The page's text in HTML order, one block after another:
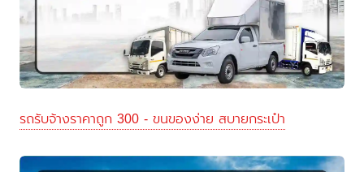
รถรับจ้างราคาถูก 300 - ขนของง่าย สบายกระเป๋า